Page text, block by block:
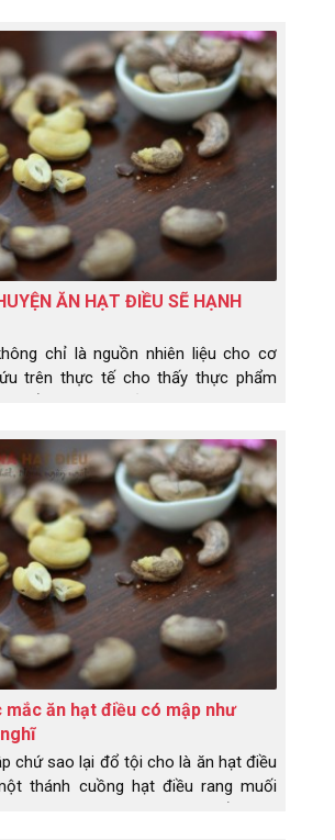
ĂN HẠT ĐIỀU SẼ HẠNH
chỉ là nguồn nhiên liệu cho cơ
trên thực tế cho thấy thực phẩm
mắc ăn hạt điều có mập như
chứ sao lại đổ tội cho là ăn hạt điều
thánh cuồng hạt điều rang muối